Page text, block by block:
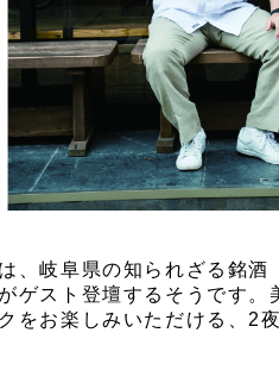
、岐阜県の知られざる銘
ゲスト登壇するそうです。
をお楽しみいただける、2